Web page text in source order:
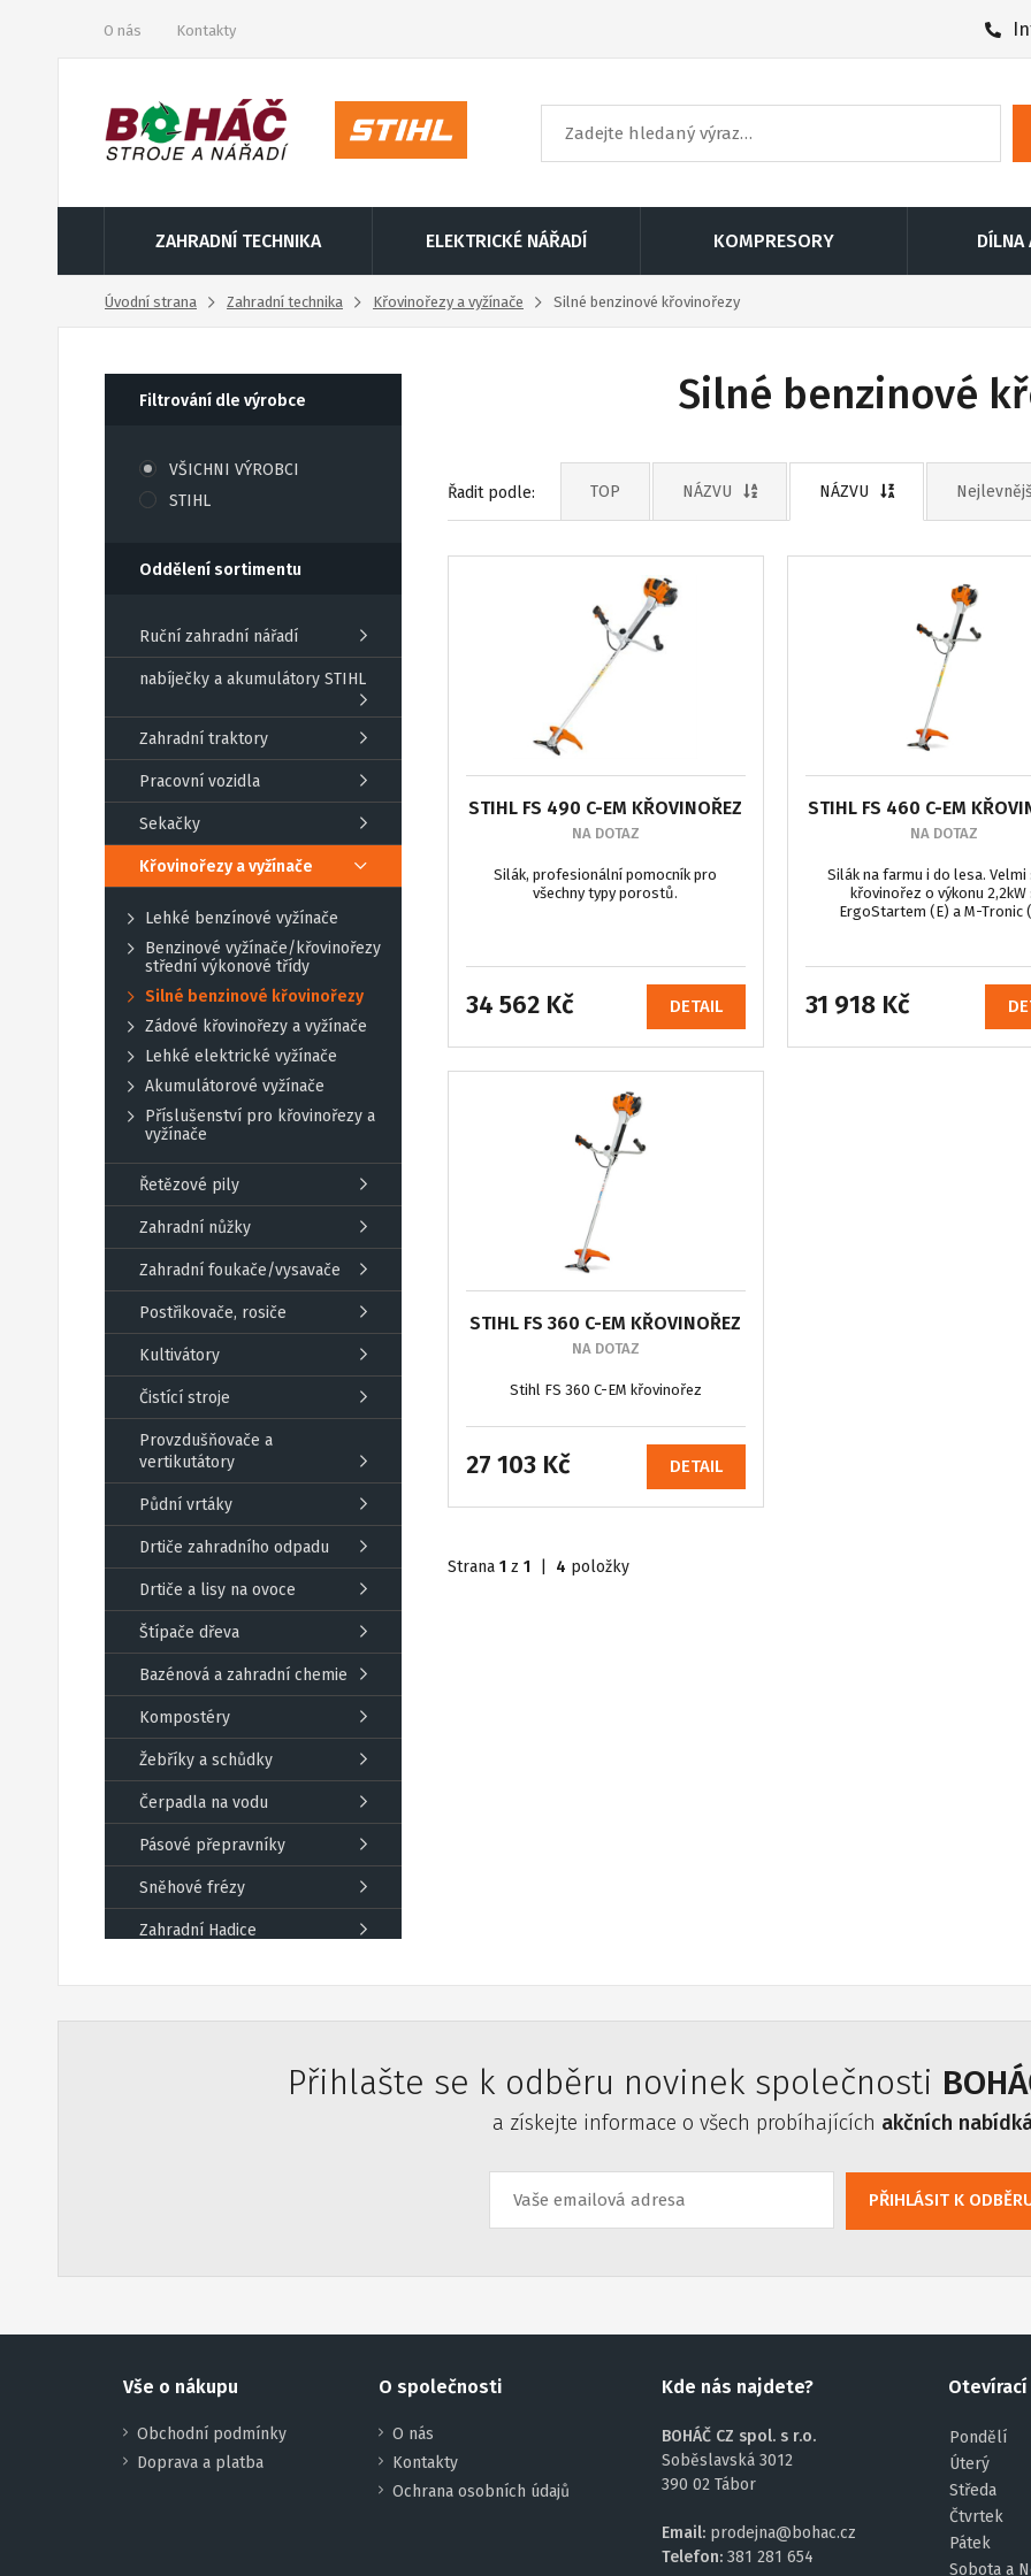
O nás Kontakty
ZAHRADNÍ TECHNIKA ELEKTRICKÉ NÁŘADÍ KOMPRESORY DÍLNA
Úvodní strana Zahradní technika Křovinořezy a vyžínače Silné benzinové křovinořezy
Filtrování dle výrobce
VŠICHNI VÝROBCI
STIHL
Oddělení sortimentu
Ruční zahradní nářadí
nabíječky a akumulátory STIHL
Zahradní traktory
Pracovní vozidla
Sekačky
Křovinořezy a vyžínače
Lehké benzínové vyžínače
Benzinové vyžínače/křovinořezy
střední výkonové třídy
Silné benzinové křovinořezy
Zádové křovinořezy a vyžínače
Lehké elektrické vyžínače
Akumulátorové vyžínače
Příslušenství pro křovinořezy a
vyžínače
Řetězové pily
Zahradní nůžky
Zahradní foukače/vysavače
Postřikovače, rosiče
Kultivátory
Čistící stroje
Provzdušňovače a
vertikutátory
Půdní vrtáky
Drtiče zahradního odpadu
Drtiče a lisy na ovoce
Štípače dřeva
Bazénová a zahradní chemie
Kompostéry
Žebříky a schůdky
Čerpadla na vodu
Pásové přepravníky
Sněhové frézy
Zahradní Hadice
Silné benzinové
Řadit podle: TOP NÁZVU NÁZVU
STIHL FS 490 C-EM KŘOVINOŘEZ
NA DOTAZ
Silák, profesionální pomocník pro
všechny typy porostů.
34 562 Kč DETAIL
STIHL FS 460 C-EM
NA DOTAZ
Silák na farmu i do lesa. Velmi
křovinořez o výkonu 2,2kW
ErgoStartem (E) a M-Tronic
31 918 Kč
STIHL FS 360 C-EM KŘOVINOŘEZ
NA DOTAZ
Stihl FS 360 C-EM křovinořez
27 103 Kč DETAIL
Strana 1 z 1 4 položky
Přihlašte se k odběru novinek společnosti
a získejte informace o všech probíhajících akčních
PŘIHLÁSIT K
Vše o nákupu
Obchodní podmínky
Doprava a platba
O společnosti
O nás
Kontakty
Ochrana osobních údajů
Kde nás najdete?
BOHÁČ CZ spol. s r.o.
Soběslavská 3012
390 02 Tábor
Email: prodejna@bohac.cz
Telefon: 381 281 654
Pondělí
Úterý
Středa
Čtvrtek
Pátek
Sobota a